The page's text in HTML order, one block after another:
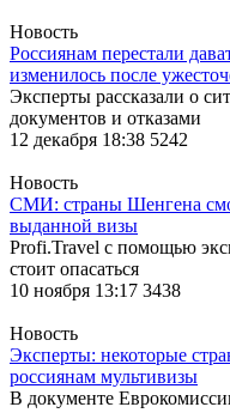
Новость
Россиянам перестали
изменилось после
Эксперты рассказали о
документов и отказами
12 декабря 18:38 5242
Новость
СМИ: страны Шенгена
выданной визы
Profi.Travel с помощью
стоит опасаться
10 ноября 13:17 3438
Новость
Эксперты: некоторые
россиянам мультивизы
В документе